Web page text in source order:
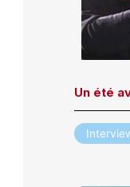
Un été